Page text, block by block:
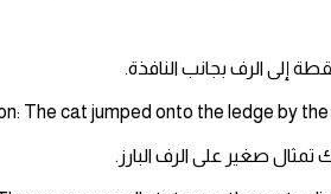
إلى الرف بجانب النافذة.
تمثال صغير على الرف البارز.